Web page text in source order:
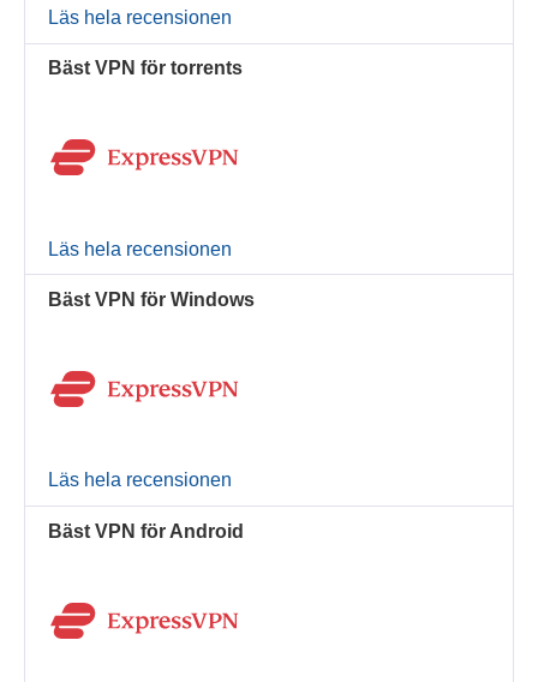
Läs hela recensionen
Bäst VPN för torrents
Läs hela recensionen
Bäst VPN för Windows
Läs hela recensionen
Bäst VPN för Android